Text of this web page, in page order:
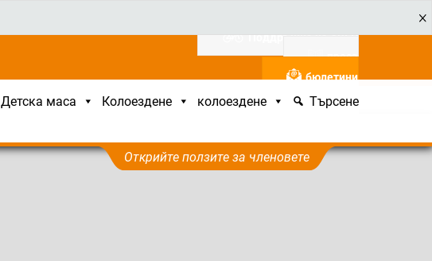
Поддръжка на ADFC
преса
бюлетини
Детска маса Колоездене колоездене Търсене
Открийте ползите за членовете